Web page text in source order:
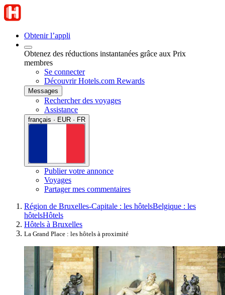
Obtenir l’appli
Obtenez des réductions instantanées grâce aux Prix
membres
Se connecter
Découvrir Hotels.com Rewards
Messages
Rechercher des voyages
Assistance
français · EUR · FR
Publier votre annonce
Voyages
Partager mes commentaires
Région de Bruxelles-Capitale : les hôtelsBelgique : les
hôtelsHôtels
Hôtels à Bruxelles
La Grand Place : les hôtels à proximité